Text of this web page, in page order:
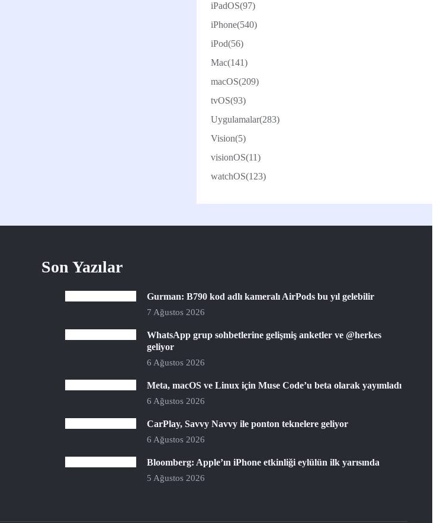
iPadOS(97)
iPhone(540)
iPod(56)
Mac(141)
macOS(209)
tvOS(93)
Uygulamalar(283)
Vision(5)
visionOS(11)
watchOS(123)
Son Yazılar
Gurman: B790 kod adlı kameralı AirPods bu yıl gelebilir
7 Ağustos 2026
WhatsApp grup sohbetlerine gelişmiş anketler ve @herkes
geliyor
6 Ağustos 2026
Meta, macOS ve Linux için Muse Code’u beta olarak yayımladı
6 Ağustos 2026
CarPlay, Savvy Navvy ile ponton teknelere geliyor
6 Ağustos 2026
Bloomberg: Apple’ın iPhone etkinliği eylülün ilk yarısında
5 Ağustos 2026